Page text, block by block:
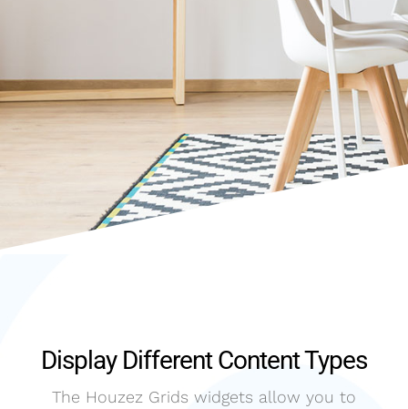
Display Different Content Types
The Houzez Grids widgets allow you to